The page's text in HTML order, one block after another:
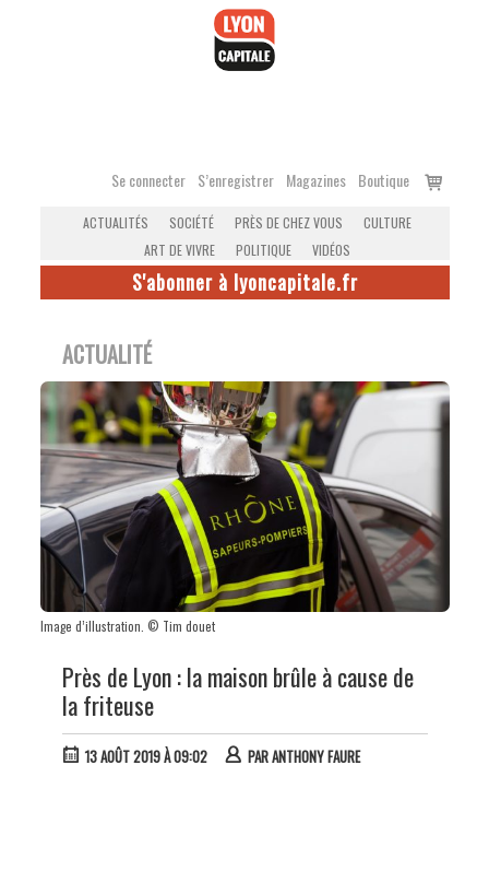
Se connecter S’enregistrer Magazines Boutique
Voir
ACTUALITÉS SOCIÉTÉ PRÈS DE CHEZ VOUS
CULTURE
ART DE VIVRE
POLITIQUE VIDÉOS
S'abonner à lyoncapitale.fr
ACTUALITÉ
Image d’illustration. © Tim douet
Près de Lyon : la maison brûle à cause de
la friteuse
13 AOÛT 2019 À 09:02 PARANTHONY FAURE